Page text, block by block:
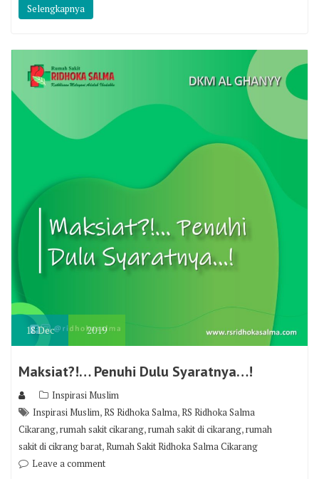
Selengkapnya
18Dec 2019
Maksiat?!… Penuhi Dulu Syaratnya…!
Inspirasi Muslim
Inspirasi Muslim,RS Ridhoka Salma,RS Ridhoka Salma
Cikarang,rumah sakit cikarang,rumah sakit di cikarang,rumah
sakit di cikrang barat,Rumah Sakit Ridhoka Salma Cikarang
Leave a comment